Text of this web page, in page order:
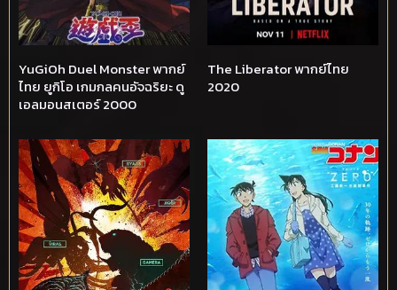
YuGiOh Duel Monster พากย์
ไทย ยูกิโอ เกมกลคนอัจฉริยะ ดู
เอลมอนสเตอร์ 2000
The Liberator พากย์ไทย
2020